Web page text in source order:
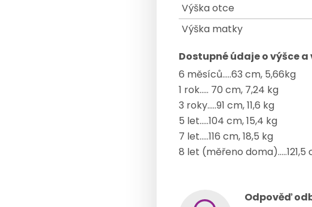
Výška otce
Výška matky
Dostupné údaje o výšce a
6 měsíců.....63 cm, 5,66kg
1 rok..... 70 cm, 7,24 kg
3 roky.....91 cm, 11,6 kg
5 let.....104 cm, 15,4 kg
7 let.....116 cm, 18,5 kg
8 let (měřeno doma).....121,5
Odpověď